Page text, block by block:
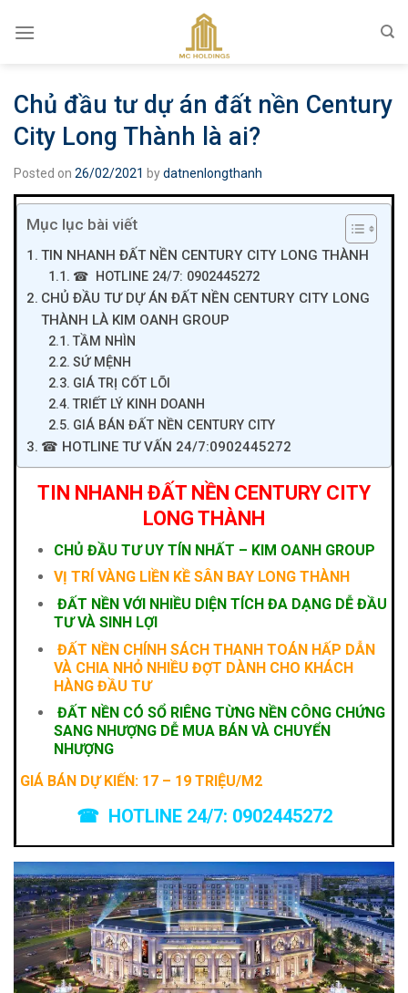
Chủ đầu tư dự án đất nền Century
City Long Thành là ai?
Posted on 26/02/2021 bydatnenlongthanh
Mục lục bài viết
TIN NHANH ĐẤT NỀN CENTURY CITY LONG THÀNH
☎ HOTLINE 24/7: 0902445272
CHỦ ĐẦU TƯ DỰ ÁN ĐẤT NỀN CENTURY CITY LONG
THÀNH LÀ KIM OANH GROUP
TẦM NHÌN
SỨ MỆNH
GIÁ TRỊ CỐT LÕI
TRIẾT LÝ KINH DOANH
GIÁ BÁN ĐẤT NỀN CENTURY CITY
☎ HOTLINE TƯ VẤN 24/7:0902445272
TIN NHANH ĐẤT NỀN CENTURY CITY
LONG THÀNH
CHỦ ĐẦU TƯ UY TÍN NHẤT – KIM OANH GROUP
VỊ TRÍ VÀNG LIỀN KỀ SÂN BAY LONG THÀNH
ĐẤT NỀN VỚI NHIỀU DIỆN TÍCH ĐA DẠNG DỄ ĐẦU
TƯ VÀ SINH LỢI
ĐẤT NỀN CHÍNH SÁCH THANH TOÁN HẤP DẪN
VÀ CHIA NHỎ NHIỀU ĐỢT DÀNH CHO KHÁCH
HÀNG ĐẦU TƯ
ĐẤT NỀN CÓ SỔ RIÊNG TỪNG NỀN CÔNG CHỨNG
SANG NHƯỢNG DỄ MUA BÁN VÀ CHUYỂN
NHƯỢNG
GIÁ BÁN DỰ KIẾN: 17 – 19 TRIỆU/M2
☎ HOTLINE 24/7: 0902445272